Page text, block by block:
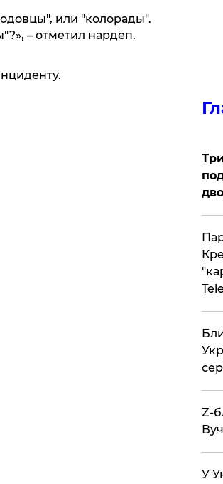
или "колорады".
– отметил нардеп.
Z-
У